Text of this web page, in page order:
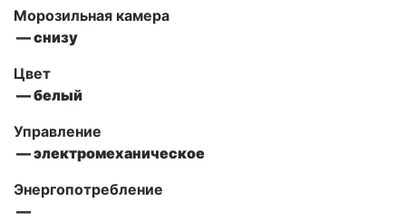
Морозильная камера
— снизу
Цвет
— белый
Управление
— электромеханическое
Энергопотребление
—